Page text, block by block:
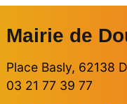
Mairie de
Place Basly, 62138
03 21 77 39 77